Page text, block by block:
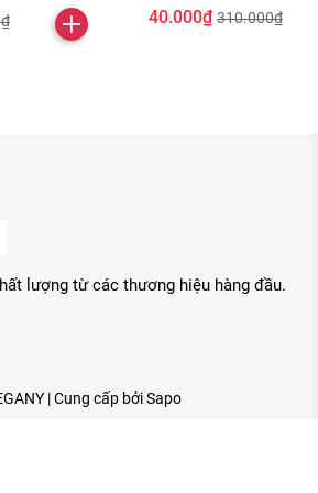
40.000₫ 310.000₫
lượng từ các thương hiệu hàng đầu.
| Cung cấp bởiSapo